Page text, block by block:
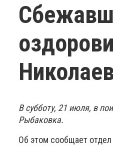
В субботу, 21 июля, в
Рыбаковка.
Об этом сообщает